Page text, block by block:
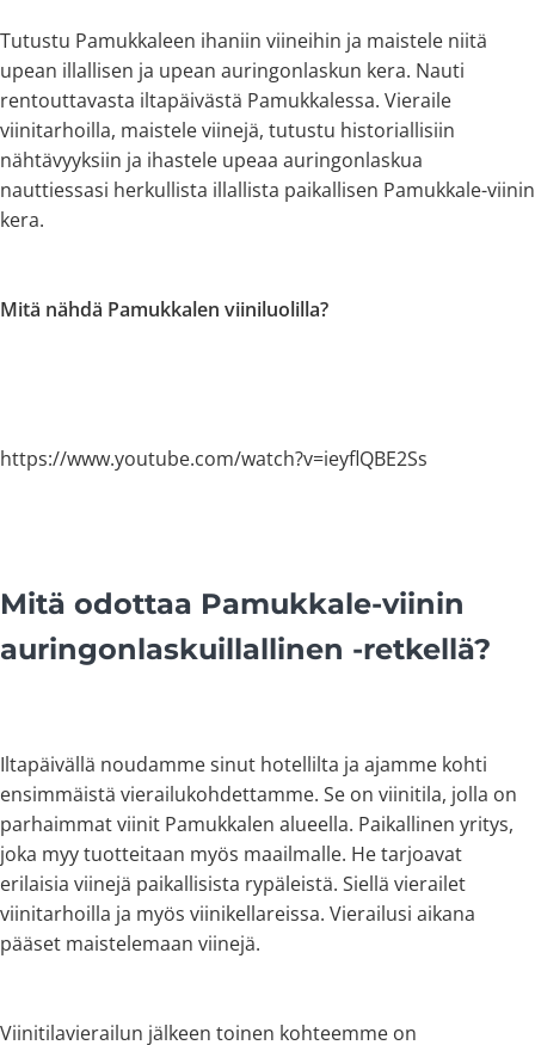
Tutustu Pamukkaleen ihaniin viineihin ja maistele niitä
upean illallisen ja upean auringonlaskun kera. Nauti
rentouttavasta iltapäivästä Pamukkalessa. Vieraile
viinitarhoilla, maistele viinejä, tutustu historiallisiin
nähtävyyksiin ja ihastele upeaa auringonlaskua
nauttiessasi herkullista illallista paikallisen Pamukkale-viinin
kera.
Mitä nähdä Pamukkalen viiniluolilla?
https://www.youtube.com/watch?v=ieyflQBE2Ss
Mitä odottaa Pamukkale-viinin
auringonlaskuillallinen -retkellä?
Iltapäivällä noudamme sinut hotellilta ja ajamme kohti
ensimmäistä vierailukohdettamme. Se on viinitila, jolla on
parhaimmat viinit Pamukkalen alueella. Paikallinen yritys,
joka myy tuotteitaan myös maailmalle. He tarjoavat
erilaisia viinejä paikallisista rypäleistä. Siellä vierailet
viinitarhoilla ja myös viinikellareissa. Vierailusi aikana
pääset maistelemaan viinejä.
Viinitilavierailun jälkeen toinen kohteemme on